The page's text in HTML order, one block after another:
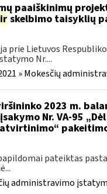
paaiškinimų
irskelbimo taisyklių
prie Lietuvos
Nr....
» Mokesčių
2023 m.
Nr. VA-95
pateiktas
administravimo